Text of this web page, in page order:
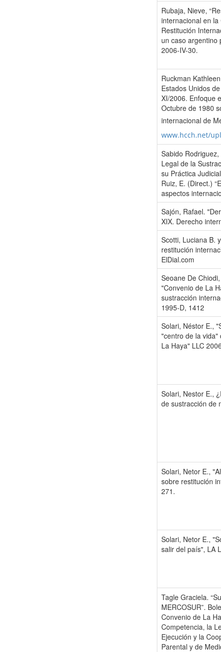
Rubaja, Nieve,
internacional en
Restitución
un caso argentino
2006-IV-30.
Ruckman
Estados Unidos
XI/2006. Enfoque
Octubre de 1980
internacional de
www.hcch.net/
Sabido
Legal de la
su Práctica
Ruiz, E. (Direct.)
aspectos
Sajón, Rafael.
XIX. Derecho
Scotti, Luciana B.
restitución
ElDial.com
Seoane De
"Convenio de La
sustracción
1995-D, 1412
Solari, Néstor E.,
"centro de la vida"
La Haya" LLC
Solari, Nestor E.,
de sustracción de
Solari, Netor E.,
sobre restitución
271.
Solari, Netor E.,
salir del país", LA
Tagle Graciela.
MERCOSUR”.
Convenio de La
Competencia, la
Ejecución y la
Parental y de